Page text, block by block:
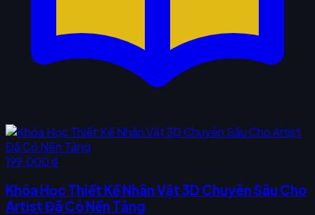
199.000 ₫
Khóa Học Thiết Kế Nhân Vật 3D Chuyên Sâu Cho
Artist Đã Có Nền Tảng